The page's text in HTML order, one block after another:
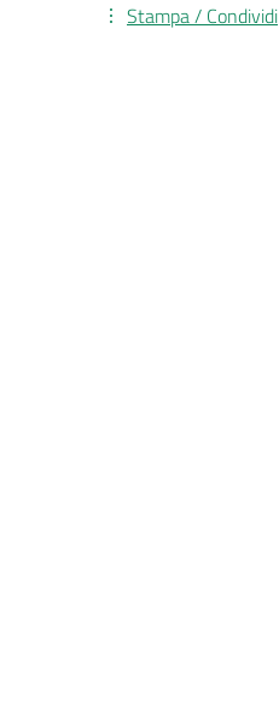
Stampa / Condividi